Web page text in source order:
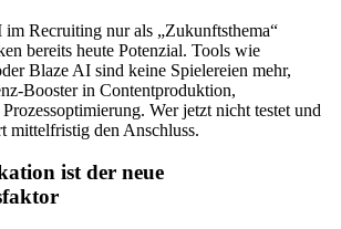
Recruiting nur als „Zukunftsthema“
bereits heute Potenzial. Tools wie
Blaze AI sind keine Spielereien mehr,
Booster in Contentproduktion,
Wer jetzt nicht testet und
mittelfristig den Anschluss.
ist der neue